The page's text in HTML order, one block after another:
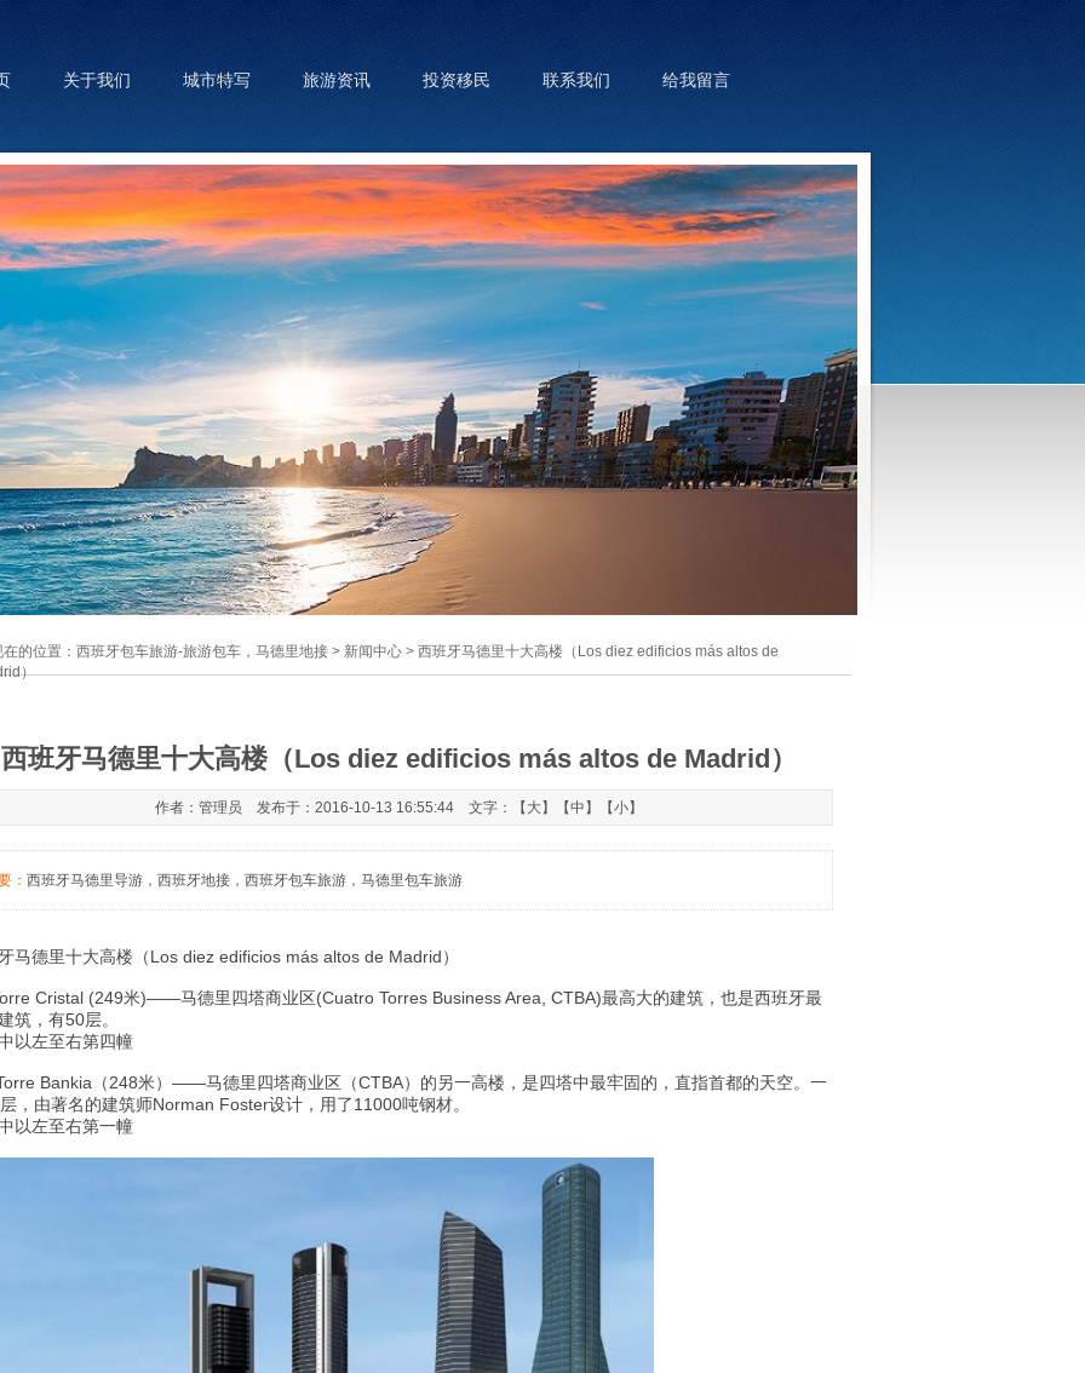
1 2 3
关于我们 城市特写 旅游资讯 投资移民 联系我们 给我留言
的位置： 西班牙包车旅游-旅游包车，马德里地接 > 新闻中心 > 西班牙马德里十大高楼（Los diez edificios más altos de
）
西班牙马德里十大高楼（Los diez edificios más altos de Madrid）
作者：管理员 发布于：2016-10-13 16:55:44 文字：【 大】【中 】【小】
： 西班牙马德里导游，西班牙地接，西班牙包车旅游，马德里包车旅游
马德里十大高楼（Los diez edificios más altos de Madrid）
Cristal (249米)——马德里四塔商业区(Cuatro Torres Business Area, CTBA)最高大的建筑，也是西班牙最
筑，有50层。
以左至右第四幢
Bankia（248米）——马德里四塔商业区（CTBA）的另一高楼，是四塔中最牢固的，直指首都的天空。一
，由著名的建筑师Norman Foster设计，用了11000吨钢材。
以左至右第一幢